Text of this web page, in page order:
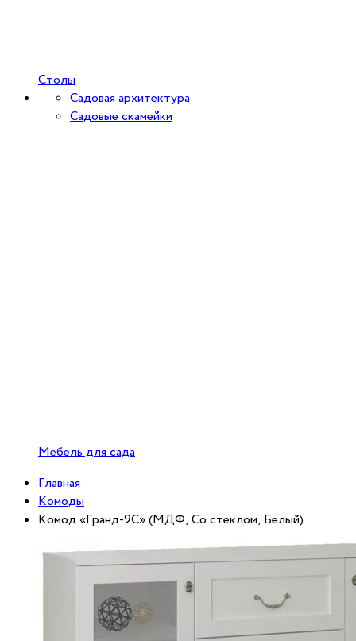
Столы
Садовая архитектура
Садовые скамейки
Мебель для сада
Главная
Комоды
Комод «Гранд-9С» (МДФ, Со стеклом, Белый)